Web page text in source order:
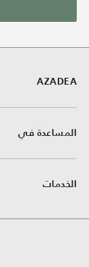
AZADEA
المساعدة في
الخدمات